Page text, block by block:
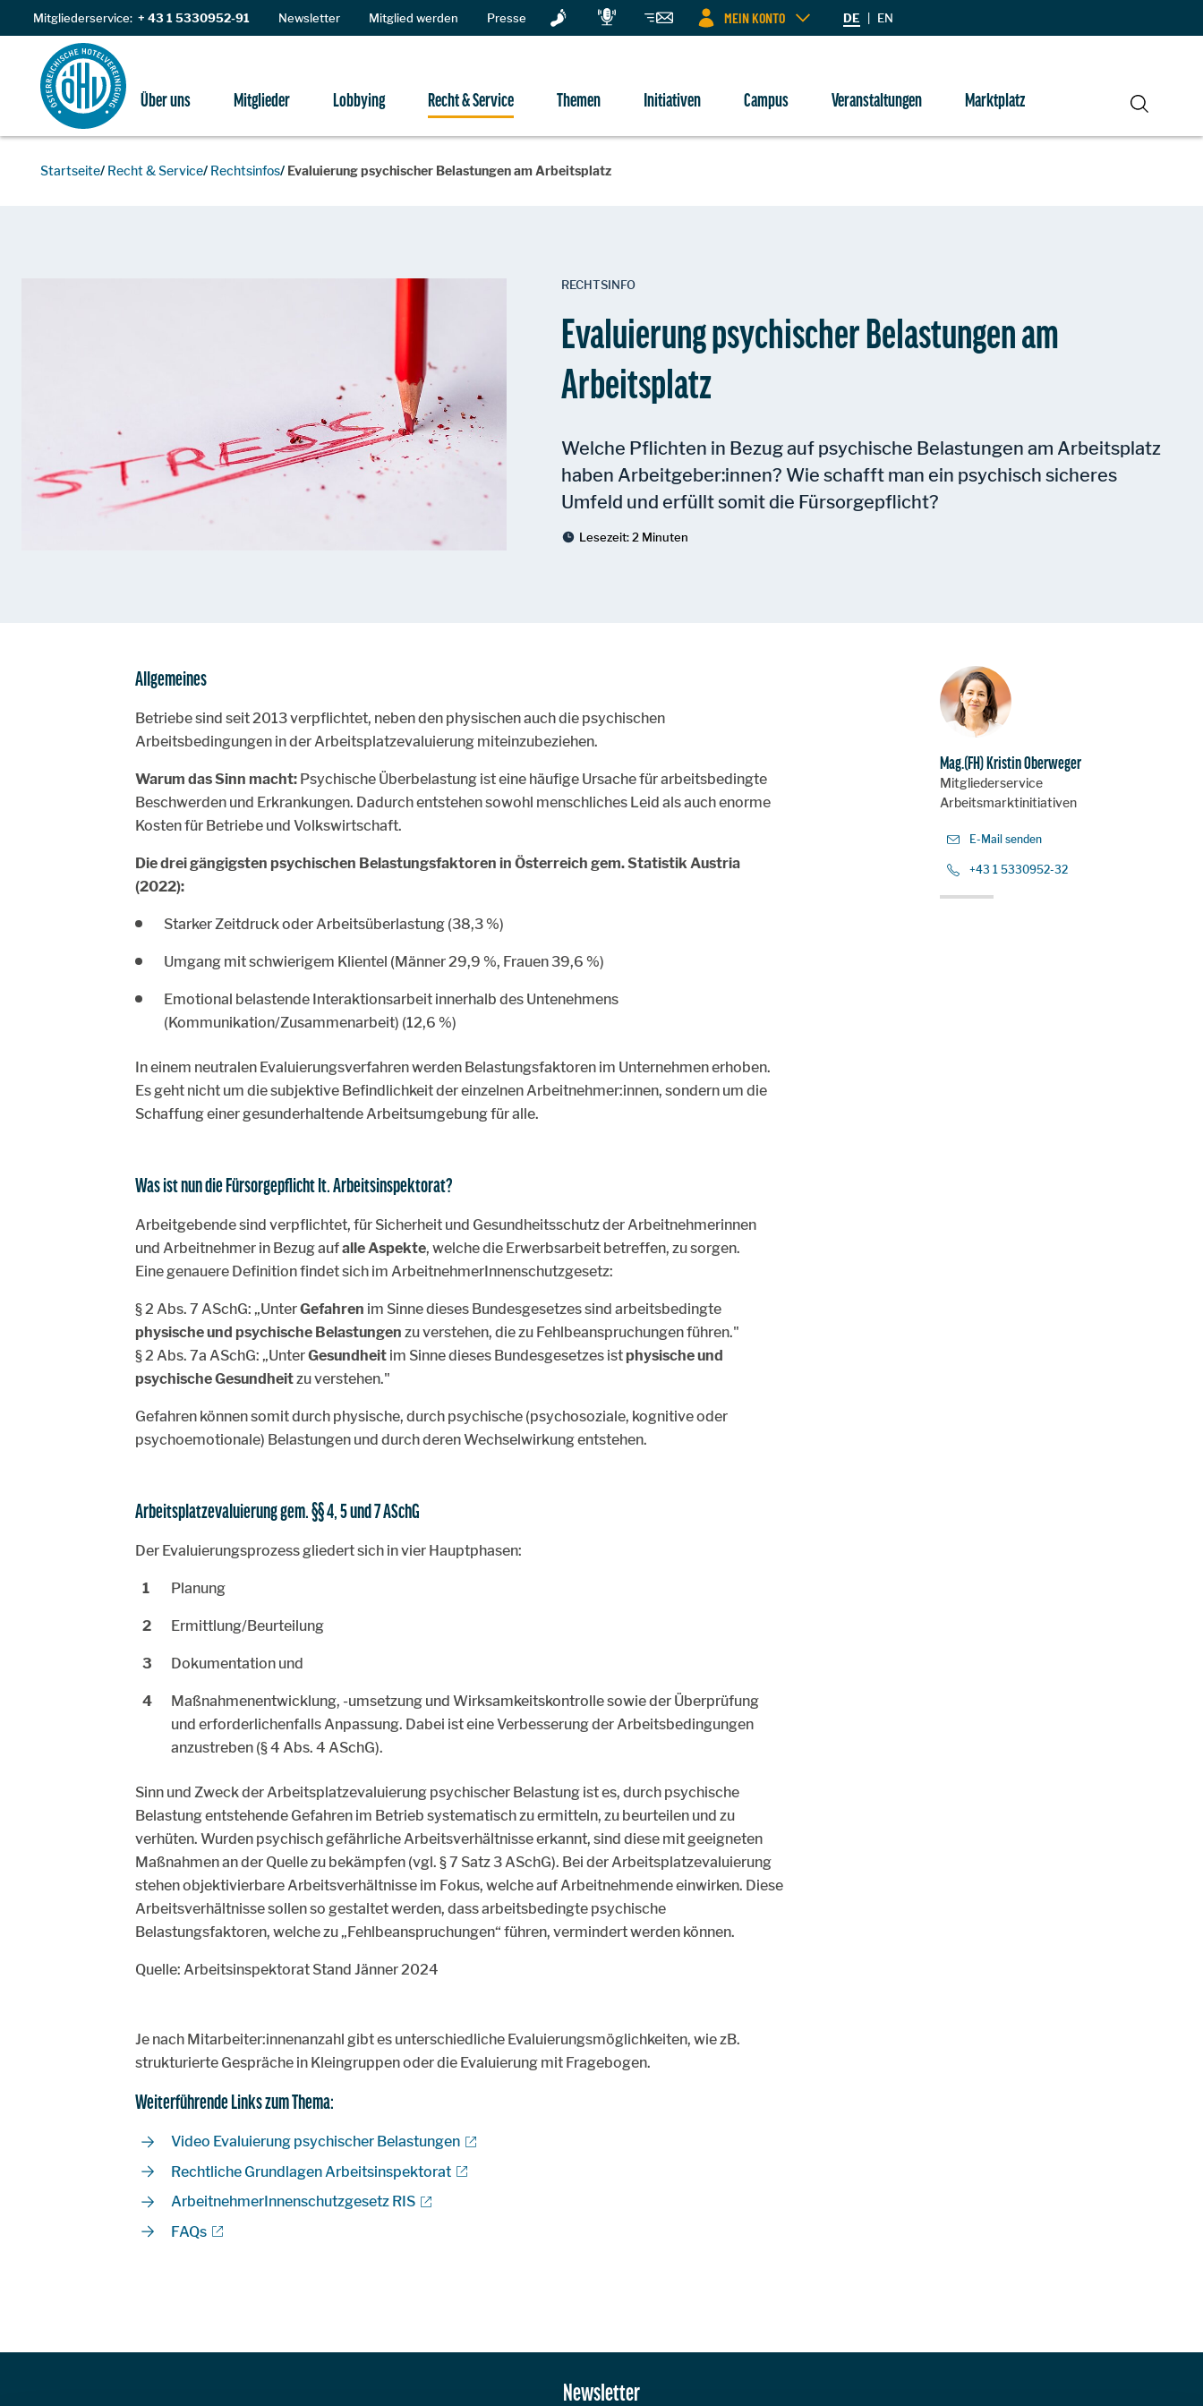
Zum Inhalt
Mitgliederservice: + 43 1 5330952-91 Newsletter Mitglied werden Presse MEIN KONTO DE | EN
Über uns Mitglieder Lobbying Recht & Service Themen Initiativen Campus Veranstaltungen
Marktplatz
Suche
Startseite Recht & Service Rechtsinfos Evaluierung psychischer Belastungen am Arbeitsplatz
RECHTSINFO
Evaluierung psychischer Belastungen am
Arbeitsplatz
Welche Pflichten in Bezug auf psychische Belastungen am Arbeitsplatz
haben Arbeitgeber:innen? Wie schafft man ein psychisch sicheres
Umfeld und erfüllt somit die Fürsorgepflicht?
Lesezeit:2 Minuten
Allgemeines
Betriebe sind seit 2013 verpflichtet, neben den physischen auch die psychischen
Arbeitsbedingungen in der Arbeitsplatzevaluierung miteinzubeziehen.
Warum das Sinn macht:Psychische Überbelastung ist eine häufige Ursache für arbeitsbedingte
Beschwerden und Erkrankungen. Dadurch entstehen sowohl menschliches Leid als auch enorme
Kosten für Betriebe und Volkswirtschaft.
Die drei gängigsten psychischen Belastungsfaktoren in Österreich gem. Statistik Austria
(2022):
Starker Zeitdruck oder Arbeitsüberlastung (38,3 %)
Umgang mit schwierigem Klientel (Männer 29,9 %, Frauen 39,6 %)
Emotional belastende Interaktionsarbeit innerhalb des Untenehmens
(Kommunikation/Zusammenarbeit) (12,6 %)
In einem neutralen Evaluierungsverfahren werden Belastungsfaktoren im Unternehmen erhoben.
Es geht nicht um die subjektive Befindlichkeit der einzelnen Arbeitnehmer:innen, sondern um die
Schaffung einer gesunderhaltende Arbeitsumgebung für alle.
Was ist nun die Fürsorgepflicht lt. Arbeitsinspektorat?
Arbeitgebende sind verpflichtet, für Sicherheit und Gesundheitsschutz der Arbeitnehmerinnen
und Arbeitnehmer in Bezug aufalle Aspekte, welche die Erwerbsarbeit betreffen, zu sorgen.
Eine genauere Definition findet sich im ArbeitnehmerInnenschutzgesetz:
§ 2 Abs. 7 ASchG: „UnterGefahren im Sinne dieses Bundesgesetzes sind arbeitsbedingte
physische und psychische Belastungen zu verstehen, die zu Fehlbeanspruchungen führen."
§ 2 Abs. 7a ASchG: „UnterGesundheitim Sinne dieses Bundesgesetzes ist physische und
psychische Gesundheitzu verstehen."
Gefahren können somit durch physische, durch psychische (psychosoziale, kognitive oder
psychoemotionale) Belastungen und durch deren Wechselwirkung entstehen.
Arbeitsplatzevaluierung gem. §§ 4, 5 und 7 ASchG
Der Evaluierungsprozess gliedert sich in vier Hauptphasen:
Planung
Ermittlung/Beurteilung
Dokumentation und
Maßnahmenentwicklung, -umsetzung und Wirksamkeitskontrolle sowie der Überprüfung
und erforderlichenfalls Anpassung. Dabei ist eine Verbesserung der Arbeitsbedingungen
anzustreben (§ 4 Abs. 4 ASchG).
Sinn und Zweck der Arbeitsplatzevaluierung psychischer Belastung ist es, durch psychische
Belastung entstehende Gefahren im Betrieb systematisch zu ermitteln, zu beurteilen und zu
verhüten. Wurden psychisch gefährliche Arbeitsverhältnisse erkannt, sind diese mit geeigneten
Maßnahmen an der Quelle zu bekämpfen (vgl. § 7 Satz 3 ASchG). Bei der Arbeitsplatzevaluierung
stehen objektivierbare Arbeitsverhältnisse im Fokus, welche auf Arbeitnehmende einwirken. Diese
Arbeitsverhältnisse sollen so gestaltet werden, dass arbeitsbedingte psychische
Belastungsfaktoren, welche zu „Fehlbeanspruchungen“ führen, vermindert werden können.
Quelle: Arbeitsinspektorat Stand Jänner 2024
Je nach Mitarbeiter:innenanzahl gibt es unterschiedliche Evaluierungsmöglichkeiten, wie zB.
strukturierte Gespräche in Kleingruppen oder die Evaluierung mit Fragebogen.
Weiterführende Links zum Thema:
Video Evaluierung psychischer Belastungen
Rechtliche Grundlagen Arbeitsinspektorat
ArbeitnehmerInnenschutzgesetz RIS
FAQs
Mag.(FH) Kristin Oberweger
Mitgliederservice
Arbeitsmarktinitiativen
E-Mail senden
+43 1 5330952-32
Newsletter